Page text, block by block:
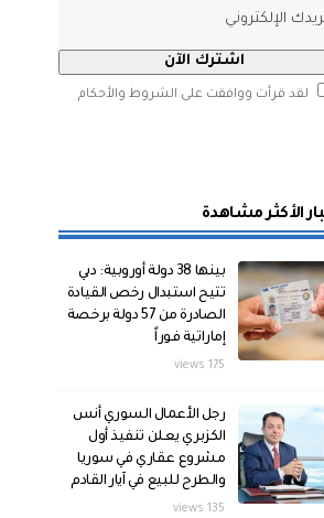
لقد قرأت ووافقت على الشروط والأحكام
الأكثر مشاهدة
بينها 38 دولة أوروبية: دبي
تتيح استبدال رخص القيادة
الصادرة من 57 دولة برخصة
إماراتية فوراً
175 views
رجل الأعمال السوري أنس
الكزبري يعلن تنفيذ أول
مشروع عقاري في سوريا
والطرح للبيع في آيار القادم
135 views